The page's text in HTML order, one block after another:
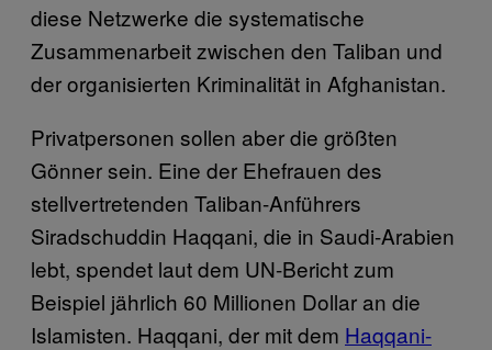
diese Netzwerke die systematische
Zusammenarbeit zwischen den Taliban und
der organisierten Kriminalität in Afghanistan.
Privatpersonen sollen aber die größten
Gönner sein. Eine der Ehefrauen des
stellvertretenden Taliban-Anführers
Siradschuddin Haqqani, die in Saudi-Arabien
lebt, spendet laut dem UN-Bericht zum
Beispiel jährlich 60 Millionen Dollar an die
Islamisten. Haqqani, der mit dem Haqqani-